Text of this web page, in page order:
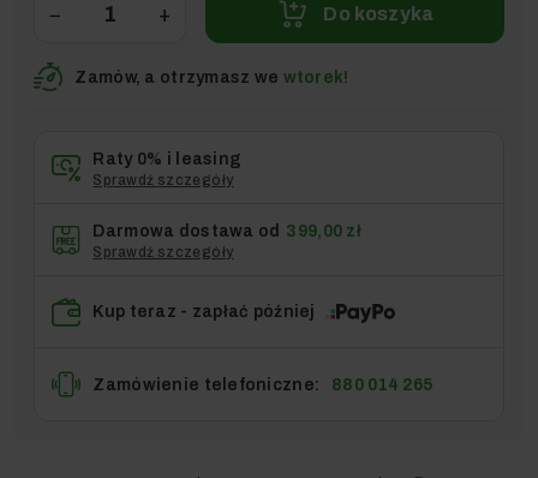
− + Do koszyka
Zamów, a otrzymasz we wtorek!
Raty 0% i leasing
Sprawdź szczegóły
Darmowa dostawa od 399,00 zł
Sprawdź szczegóły
Kup teraz - zapłać później
Zamówienie telefoniczne: 880 014 265